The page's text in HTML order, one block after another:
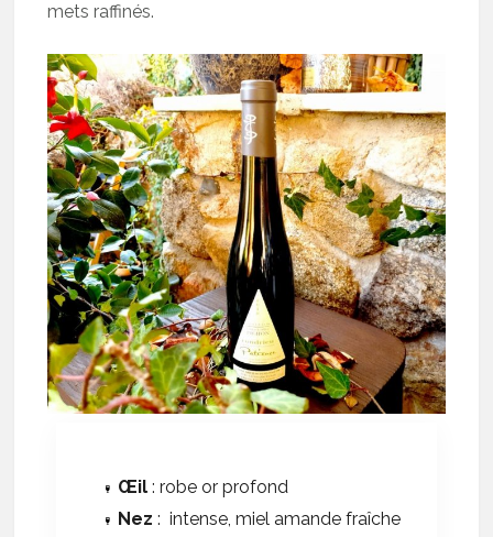
mets raffinés.
Œil : robe or profond
Nez : intense, miel amande fraîche